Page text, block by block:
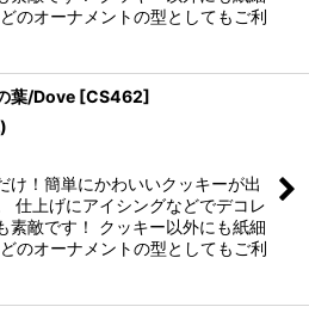
のオーナメントの型としてもご利
葉/Dove [CS462]
け！簡単にかわいいクッキーが出
仕上げにアイシングなどでデコレ
素敵です！ クッキー以外にも紙細
のオーナメントの型としてもご利